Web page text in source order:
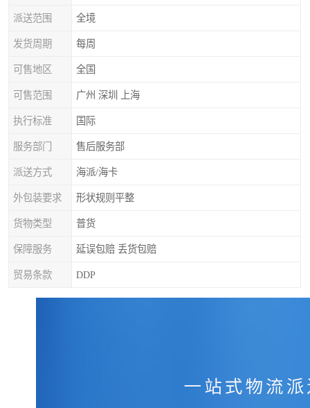
派送范围 全境
发货周期 每周
可售地区 全国
可售范围 广州 深圳 上海
执行标准 国际
服务部门 售后服务部
派送方式 海派/海卡
外包装要求 形状规则平整
货物类型 普货
保障服务 延误包赔 丢货包赔
贸易条款 DDP